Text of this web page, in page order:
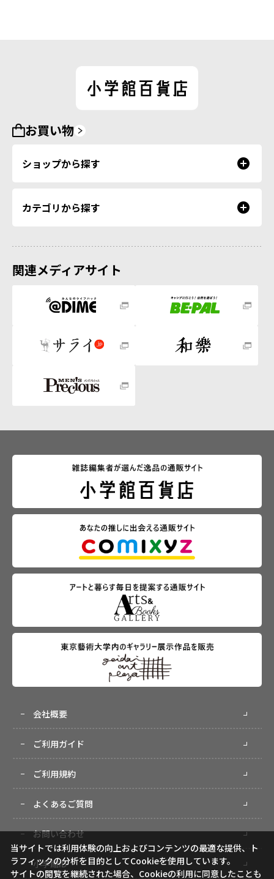
お買い物
ショップから探す
カテゴリから探す
関連メディアサイト
会社概要
ご利用ガイド
ご利用規約
よくあるご質問
お問い合わせ
小学館ID
当サイトでは利用体験の向上およびコンテンツの最適な提供、ト
ラフィックの分析を目的としてCookieを使用しています。
サイトの閲覧を継続された場合、Cookieの利用に同意したことも